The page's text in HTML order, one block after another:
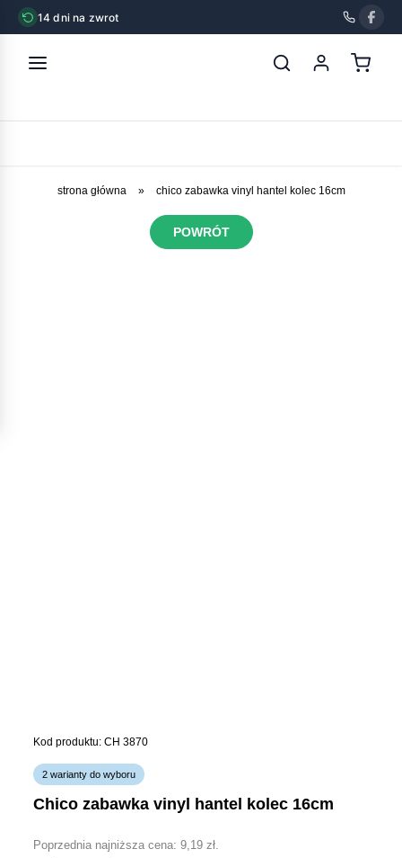
14 dni na zwrot
strona główna » chico zabawka vinyl hantel kolec 16cm
POWRÓT
Kod produktu: CH 3870
2 warianty do wyboru
chico zabawka vinyl hantel kolec 16cm
Poprzednia najniższa cena:9,19zł